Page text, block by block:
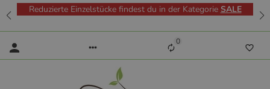
Reduzierte Einzelstücke findest du in der Kategorie SALE
0